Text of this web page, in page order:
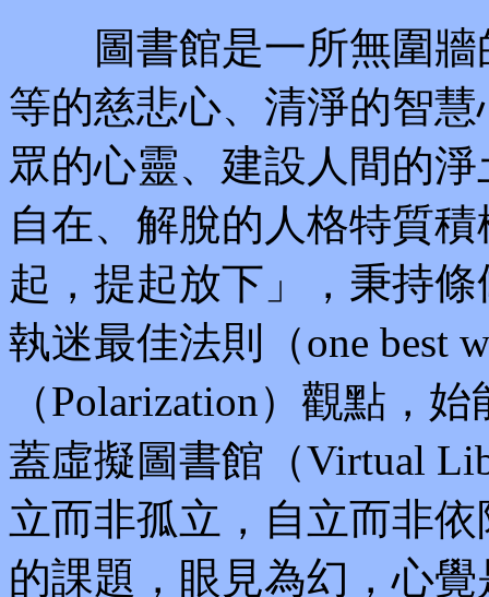
圖書館是一所無圍牆
等的慈悲心、清淨的智
眾的心靈、建設人間的
自在、解脫的人格特質
起，提起放下」，秉持
執迷最佳法則（one best
（Polarization）觀點，
蓋虛擬圖書館（Virtual
立而非孤立，自立而非
的課題，眼見為幻，心